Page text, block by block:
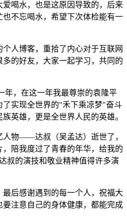
喝水，也是这原因导致的，后来
不忘喝水，希望下次体检能有一
人博客，重拾了内心对于互联网
的好友，大家一起学习，共同的
年，在这一年我最尊崇的袁隆平
实现全世界的"禾下乘凉梦"奋斗
英雄，更是全世界人民的英雄。
人物——达叔（吴孟达）逝世了，
陪我度过了青春的年华，给我的
叔的演技和敬业精神值得许多演
后感谢遇到的每一个人，祝福大
注意自己的身体健康，都能完成